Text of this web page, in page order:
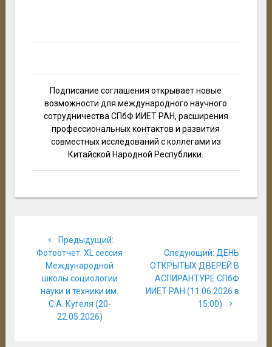
Подписание соглашения открывает новые
возможности для международного научного
сотрудничества СПбФ ИИЕТ РАН, расширения
профессиональных контактов и развития
совместных исследований с коллегами из
Китайской Народной Республики.
по
записям
Предыдущий:
запись:
Фотоотчет: XL сессия
Международной
школы социологии
науки и техники им.
С.А. Кугеля (20-
22.05.2026)
Следующий: Следующая
запись:
ДЕНЬ
ОТКРЫТЫХ ДВЕРЕЙ В
АСПИРАНТУРЕ СПбФ
ИИЕТ РАН (11.06.2026 в
15:00)